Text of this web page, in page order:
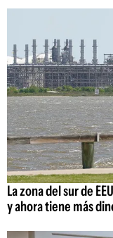
La zona del sur de
y ahora tiene más